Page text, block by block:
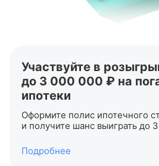
Участвуйте в
до 3 000 000 ₽ на
ипотеки
Оформите полис ипотечного
и получите шанс выиграть до
Подробнее